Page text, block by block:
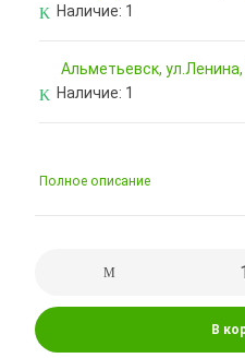
Наличие: 1
Альметьевск,
Наличие: 1
Полное описание
В